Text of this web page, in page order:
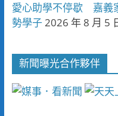
愛心助學不停歇 嘉義
勢學子2026 年 8 月 5
新聞曝光合作夥伴